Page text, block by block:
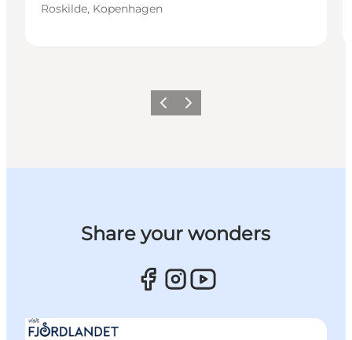
Roskilde, Kopenhagen
Vorherige Folie
Nächste Folie
Share your wonders